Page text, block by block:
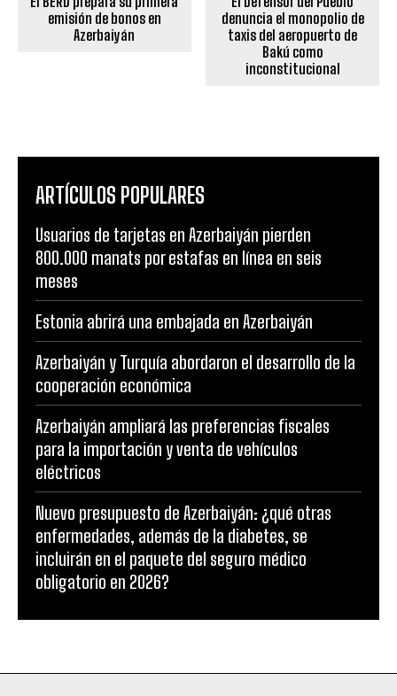
emisión de bonos en
Azerbaiyán
denuncia el monopolio de
taxis del aeropuerto de
Bakú como
inconstitucional
ARTÍCULOS POPULARES
Usuarios de tarjetas en Azerbaiyán pierden
800.000 manats por estafas en línea en seis
meses
Estonia abrirá una embajada en Azerbaiyán
Azerbaiyán y Turquía abordaron el desarrollo de la
cooperación económica
Azerbaiyán ampliará las preferencias fiscales
para la importación y venta de vehículos
eléctricos
Nuevo presupuesto de Azerbaiyán: ¿qué otras
enfermedades, además de la diabetes, se
incluirán en el paquete del seguro médico
obligatorio en 2026?